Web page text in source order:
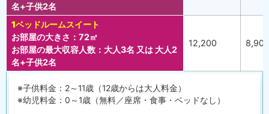
名+子供2名
1ベッドルームスイート
お部屋の大きさ：72㎡
お部屋の最大収容人数：大人3名 又は 大人2
名+子供2名
12,200 8,900
※子供料金：2～11歳（12歳からは大人料金）
※幼児料金：0～1歳（無料／座席・食事・ベッドなし）